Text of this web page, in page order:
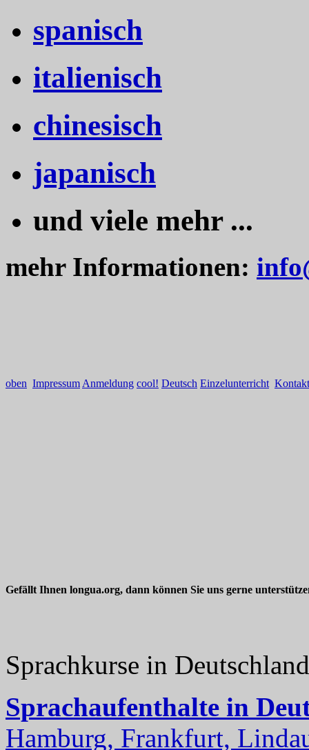
spanisch
italienisch
chinesisch
japanisch
und viele mehr ...
mehr Informationen:
oben Impressum Anmeldung cool! Deutsch Einzelunterricht Kontakt
Gefällt Ihnen longua.org, dann können Sie uns gerne
Sprachkurse in
Sprachaufenthalte in
Hamburg, Frankfurt,